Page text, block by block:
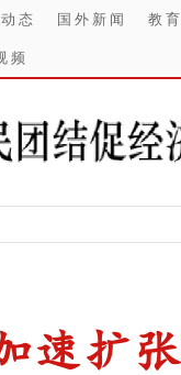
态 国外新闻
教
频
速扩